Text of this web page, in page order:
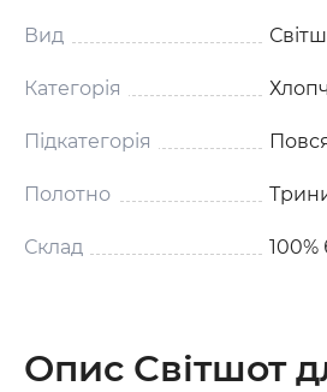
Вид
Категорія
Підкатегорія
Полотно
Склад 100%
Опис Світшот